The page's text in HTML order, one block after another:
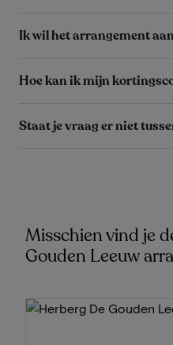
Ik wil het arrangement
Hoe kan ik mijn
Staat je vraag er niet
Misschien vind je
Gouden Leeuw